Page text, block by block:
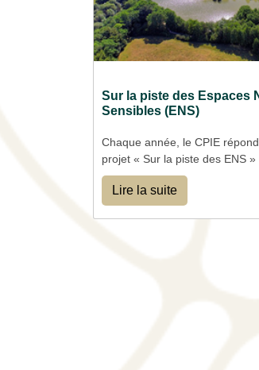
Sur la piste des Espaces
Sensibles (ENS)
Chaque année, le CPIE répond
projet « Sur la piste des ENS »
département du Doubs, en
l’éducation nationale.
L’ensemble des actions que
Lire la suite